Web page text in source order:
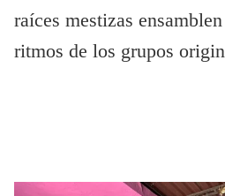
raíces mestizas
ritmos de los grupos